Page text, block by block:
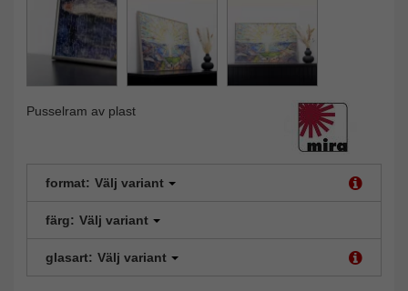
Pusselram av plast
format: Välj variant
färg: Välj variant
glasart: Välj variant